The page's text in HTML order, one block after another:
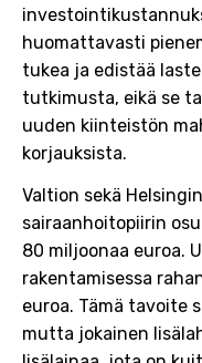
huomattavasti
tukea ja edistää
tutkimusta, eikä se
uuden kiinteistön
korjauksista.
Valtion sekä
sairaanhoitopiirin
80 miljoonaa euroa.
rakentamisessa
euroa. Tämä tavoite
mutta jokainen